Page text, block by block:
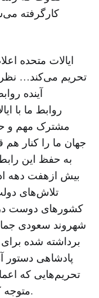
کارگرفته
تحریم می‌کند…
آینده
مشترک مهم و
جهان ما را کنار
به حفظ این
بیش ازهفت دهه
تلاش‌های
کشورهای دوست
شهروند سعودی
برداشته شده
پادشاهی دستور
تحریم‌هایی که
متوجه کشور سعودی یا اقتصاد آن نمی‌شود.